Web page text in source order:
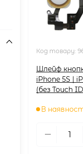
Код товару:
Шлейф
iPhone 5S |
(без Touch
В